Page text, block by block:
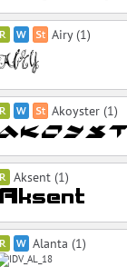
Airy (1)
Akoyster (1)
Aksent (1)
Alanta (1)